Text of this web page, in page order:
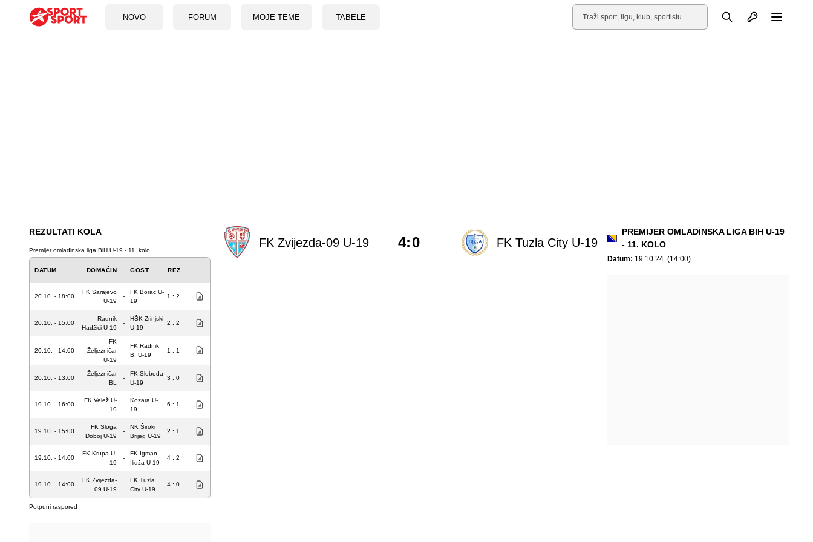
NOVO FORUM MOJE TEME TABELE
Pretraga Otvori profil
REZULTATI KOLA
Premijer omladinska liga BiH U-19 - 11. kolo
DATUM DOMAĆIN GOST REZ
20.10. - 18:00
FK Sarajevo
U-19
-
FK Borac U-
19
1 : 2
20.10. - 15:00
Radnik
Hadžići U-19
-
HŠK Zrinjski
U-19
2 : 2
20.10. - 14:00
FK
Željezničar
U-19
-
FK Radnik
B. U-19
1 : 1
20.10. - 13:00
Željezničar
BL
-
FK Sloboda
U-19
3 : 0
19.10. - 16:00
FK Velež U-
19
-
Kozara U-
19
6 : 1
19.10. - 15:00
FK Sloga
Doboj U-19
-
NK Široki
Brijeg U-19
2 : 1
19.10. - 14:00
FK Krupa U-
19
-
FK Igman
Ilidža U-19
4 : 2
19.10. - 14:00
FK Zvijezda-
09 U-19
-
FK Tuzla
City U-19
4 : 0
Potpuni raspored
FK Zvijezda-09 U-19 FK Tuzla City U-19
4:0
PREMIJER OMLADINSKA LIGA BIH U-19
- 11. KOLO
Datum: 19.10.24. (14:00)